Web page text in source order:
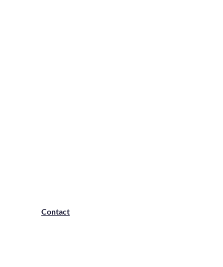
Contact